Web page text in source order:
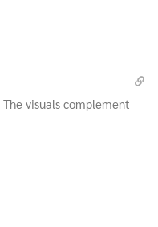
The visuals complement